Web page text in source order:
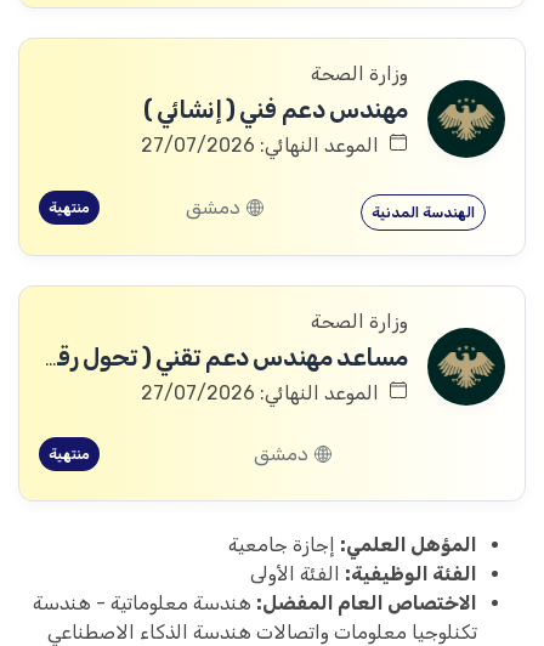
وزارة الصحة
مهندس دعم فني ( إنشائي )
الموعد النهائي: 27/07/2026
الهندسة المدنية دمشق منتهية
وزارة الصحة
مساعد مهندس دعم تقني ( تحول رقمي )
الموعد النهائي: 27/07/2026
دمشق منتهية
المؤهل العلمي: إجازة جامعية
الفئة الوظيفية: الفئة الأولى
الاختصاص العام المفضل: هندسة معلوماتية - هندسة
تكنلوجيا معلومات واتصالات هندسة الذكاء الاصطناعي